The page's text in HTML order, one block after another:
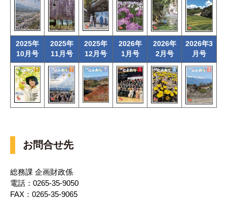
2025年
10月号
2025年
11月号
2025年
12月号
2026年
1月号
2026年
2月号
2026年3
月号
お問合せ先
総務課 企画財政係
電話：0265-35-9050
FAX：0265-35-9065